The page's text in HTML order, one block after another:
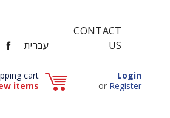
CONTACT
US
עברית
Login
be closed by ESCAPE key)
or Register
closed by ESCAPE key)
cart
items